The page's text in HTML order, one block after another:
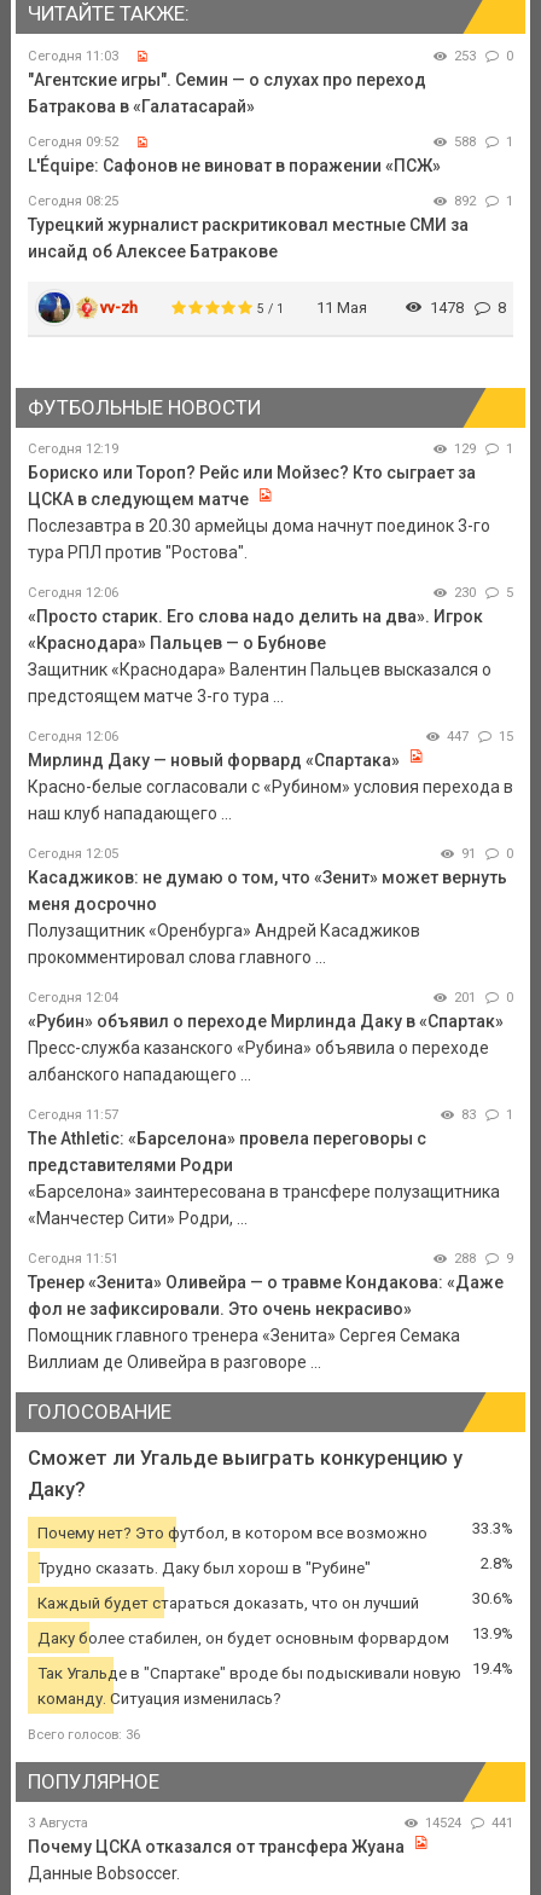
ЧИТАЙТЕ ТАКЖЕ:
Сегодня 11:03 253 0
"Агентские игры". Семин — о слухах про переход
Батракова в «Галатасарай»
Сегодня 09:52 588 1
L'Équipe: Сафонов не виноват в поражении «ПСЖ»
Сегодня 08:25 892 1
Турецкий журналист раскритиковал местные СМИ за
инсайд об Алексее Батракове
vv-zh 5 / 1 11 Мая 1478 8
ФУТБОЛЬНЫЕ НОВОСТИ
Сегодня 12:19 129 1
Бориско или Тороп? Рейс или Мойзес? Кто сыграет за
ЦСКА в следующем матче
Послезавтра в 20.30 армейцы дома начнут поединок 3-го
тура РПЛ против "Ростова".
Сегодня 12:06 230 5
«Просто старик. Его слова надо делить на два». Игрок
«Краснодара» Пальцев — о Бубнове
Защитник «Краснодара» Валентин Пальцев высказался о
предстоящем матче 3-го тура ...
Сегодня 12:06 447 15
Мирлинд Даку — новый форвард «Спартака»
Красно-белые согласовали с «Рубином» условия перехода в
наш клуб нападающего ...
Сегодня 12:05 91 0
Касаджиков: не думаю о том, что «Зенит» может вернуть
меня досрочно
Полузащитник «Оренбурга» Андрей Касаджиков
прокомментировал слова главного ...
Сегодня 12:04 201 0
«Рубин» объявил о переходе Мирлинда Даку в «Спартак»
Пресс-служба казанского «Рубина» объявила о переходе
албанского нападающего ...
Сегодня 11:57 83 1
The Athletic: «Барселона» провела переговоры с
представителями Родри
«Барселона» заинтересована в трансфере полузащитника
«Манчестер Сити» Родри, ...
Сегодня 11:51 288 9
Тренер «Зенита» Оливейра — о травме Кондакова: «Даже
фол не зафиксировали. Это очень некрасиво»
Помощник главного тренера «Зенита» Сергея Семака
Виллиам де Оливейра в разговоре ...
ГОЛОСОВАНИЕ
Сможет ли Угальде выиграть конкуренцию у
Даку?
Почему нет? Это футбол, в котором все возможно 33.3%
Трудно сказать. Даку был хорош в "Рубине" 2.8%
Каждый будет стараться доказать, что он лучший 30.6%
Даку более стабилен, он будет основным форвардом 13.9%
Так Угальде в "Спартаке" вроде бы подыскивали новую
команду. Ситуация изменилась?
19.4%
Всего голосов: 36
ПОПУЛЯРНОЕ
3 Августа 14524 441
Почему ЦСКА отказался от трансфера Жуана
Данные Bobsoccer.